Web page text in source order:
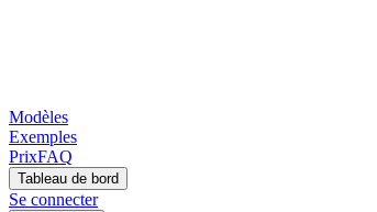
Modèles
Exemples
PrixFAQ
Tableau de bord
Se connecter